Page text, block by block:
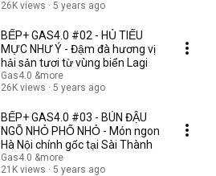
26K views
5 years ago
BẾP+ GAS4.0 #02 - HỦ TIẾU
MỰC NHƯ Ý - Đậm đà hương vị
hải sản tươi từ vùng biển Lagi
Gas4.0 &more
26K views
5 years ago
BẾP+ GAS4.0 #03 - BÚN ĐẬU
NGÕ NHỎ PHỐ NHỎ - Món ngon
Hà Nội chính gốc tại Sài Thành
Gas4.0 &more
21K views
5 years ago